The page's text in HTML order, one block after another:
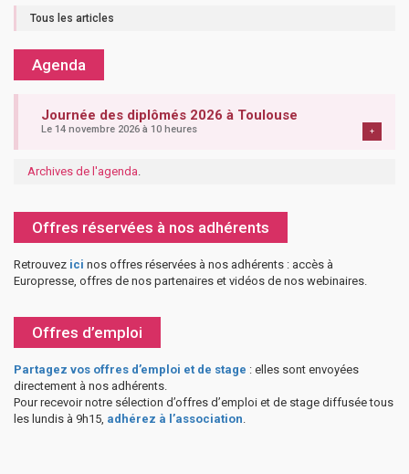
Tous les articles
Agenda
Journée des diplômés 2026 à Toulouse
Le 14 novembre 2026 à 10 heures +
Archives de l'agenda.
Offres réservées à nos adhérents
Retrouvez ici nos offres réservées à nos adhérents : accès à
Europresse, offres de nos partenaires et vidéos de nos webinaires.
Offres d’emploi
Partagez vos offres d’emploi et de stage : elles sont envoyées
directement à nos adhérents.
Pour recevoir notre sélection d’offres d’emploi et de stage diffusée tous
les lundis à 9h15, adhérez à l’association.